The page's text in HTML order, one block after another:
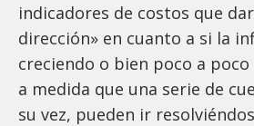
indicadores de costos que
dirección» en cuanto a si la
creciendo o bien poco a poco
a medida que una serie de
su vez, pueden ir